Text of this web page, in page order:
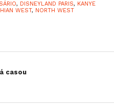
não
de
, DISNEYLAND PARIS, KANYE
WEST, NORTH WEST
casou